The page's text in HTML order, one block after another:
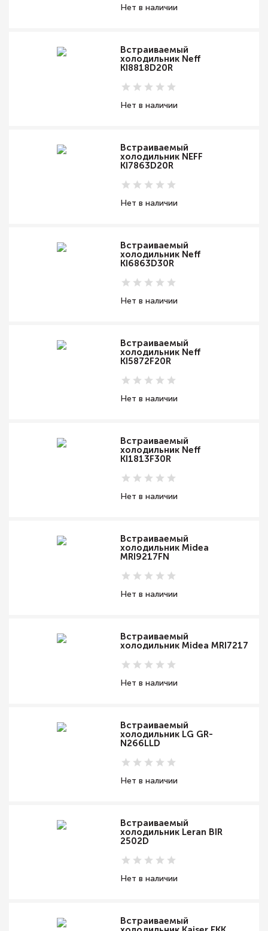
Нет в наличии
Встраиваемый
холодильник Neff
KI8818D20R
Нет в наличии
Встраиваемый
холодильник NEFF
KI7863D20R
Нет в наличии
Встраиваемый
холодильник Neff
KI6863D30R
Нет в наличии
Встраиваемый
холодильник Neff
KI5872F20R
Нет в наличии
Встраиваемый
холодильник Neff
KI1813F30R
Нет в наличии
Встраиваемый
холодильник Midea
MRI9217FN
Нет в наличии
Встраиваемый
холодильник Midea MRI7217
Нет в наличии
Встраиваемый
холодильник LG GR-
N266LLD
Нет в наличии
Встраиваемый
холодильник Leran BIR
2502D
Нет в наличии
Встраиваемый